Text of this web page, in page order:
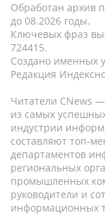
Обработан архив
до 08.2026 годы.
Ключевых фраз
724415.
Создано именных
Редакция
Читатели CNews
из самых
индустрии
составляют топ-
департаментов
региональных
промышленных
руководители и
информационных